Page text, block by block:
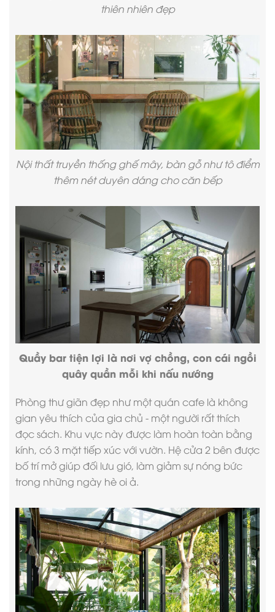
thiên nhiên đẹp
Nội thất truyền thống ghế mây, bàn gỗ như tô điểm
thêm nét duyên dáng cho căn bếp
Quầy bar tiện lợi là nơi vợ chồng, con cái ngồi
quây quần mỗi khi nấu nướng
Phòng thư giãn đẹp như một quán cafe là không
gian yêu thích của gia chủ - một người rất thích
đọc sách. Khu vực này được làm hoàn toàn bằng
kính, có 3 mặt tiếp xúc với vườn. Hệ cửa 2 bên được
bố trí mở giúp đối lưu gió, làm giảm sự nóng bức
trong những ngày hè oi ả.